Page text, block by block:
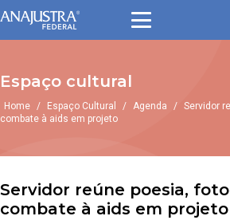
Espaço cultural
Home / Espaço Cultural / Agenda / Servidor
combate à aids em projeto
Servidor reúne poesia,
combate à aids em projeto